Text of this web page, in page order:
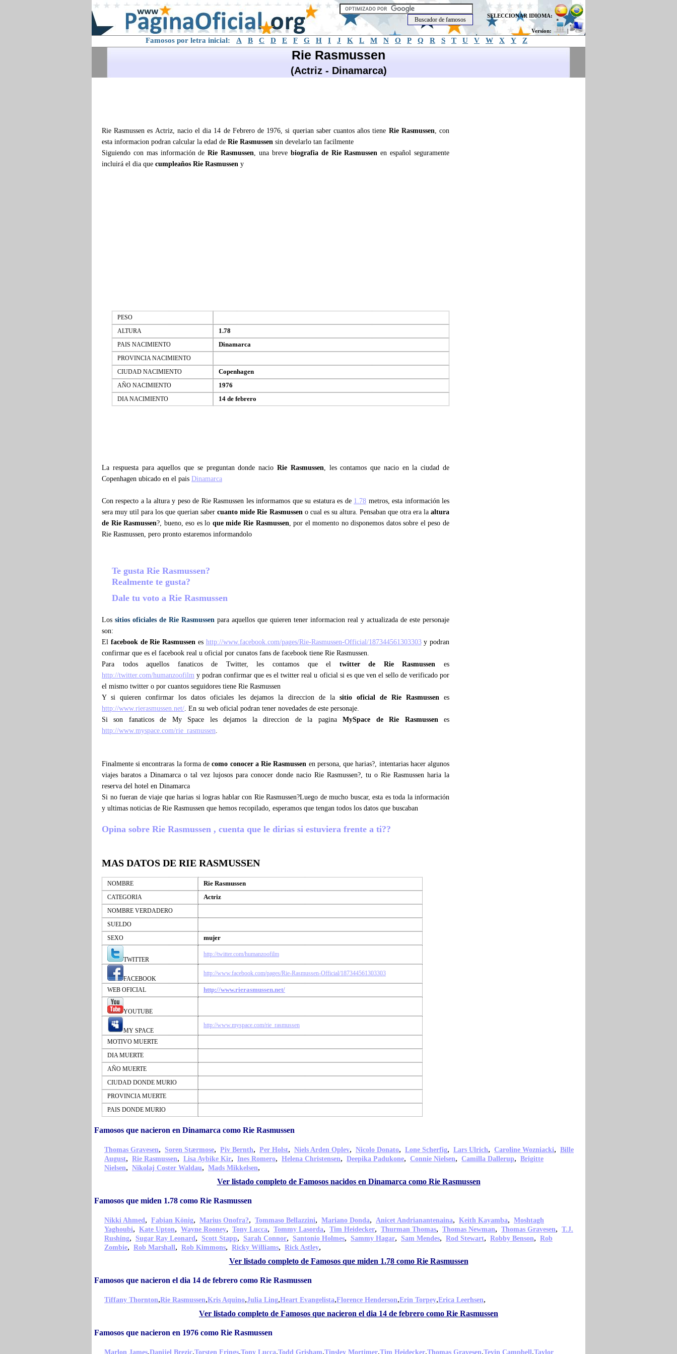
SELECCIONAR IDIOMA:
Version: |
Famosos por letra inicial: A B C D E F G H I J K L M N O P Q R S T U V W X Y Z
Rie Rasmussen
(Actriz - Dinamarca)
Rie Rasmussen es Actriz, nacio el dia 14 de Febrero de 1976, si querian saber cuantos años tiene Rie Rasmussen, con
esta informacion podran calcular la edad de Rie Rasmussen sin develarlo tan facilmente
Siguiendo con mas información deRie Rasmussen, una breve biografia de Rie Rasmussen en español seguramente
incluirá el dia que cumpleaños Rie Rasmussen y
PESO
ALTURA
1.78
PAIS NACIMIENTO Dinamarca
PROVINCIA NACIMIENTO
CIUDAD NACIMIENTO
Copenhagen
AÑO NACIMIENTO 1976
DIA NACIMIENTO 14 de febrero
La respuesta para aquellos que se preguntan donde nacio Rie Rasmussen, les contamos que nacio en la ciudad de
Copenhagen ubicado en el pais Dinamarca
Con respecto a la altura y peso de Rie Rasmussen les informamos que su estatura es de 1.78 metros, esta información les
sera muy util para los que querian sabercuanto mide Rie Rasmusseno cual es su altura. Pensaban que otra era laaltura
de Rie Rasmussen?, bueno, eso es lo que mide Rie Rasmussen, por el momento no disponemos datos sobre el peso de
Rie Rasmussen, pero pronto estaremos informandolo
Te gusta Rie Rasmussen?
Realmente te gusta?
Dale tu voto a Rie Rasmussen
Los sitios oficiales de Rie Rasmussen para aquellos que quieren tener informacion real y actualizada de este personaje
son:
El facebook de Rie Rasmussen es http://www.facebook.com/pages/Rie-Rasmussen-Official/187344561303303y podran
confirmar que es el facebook real u oficial por cunatos fans de facebook tiene Rie Rasmussen.
Para todos aquellos fanaticos de Twitter, les contamos que el twitter de Rie Rasmussen es
http://twitter.com/humanzoofilm y podran confirmar que es el twitter real u oficial si es que ven el sello de verificado por
el mismo twitter o por cuantos seguidores tiene Rie Rasmussen
Y si quieren confirmar los datos oficiales les dejamos la direccion de la sitio oficial de Rie Rasmussenes
http://www.rierasmussen.net/. En su web oficial podran tener novedades de este personaje.
Si son fanaticos de My Space les dejamos la direccion de la paginaMySpace de Rie Rasmussenes
http://www.myspace.com/rie_rasmussen.
Finalmente si encontraras la forma decomo conocer a Rie Rasmussen en persona, que harias?, intentarias hacer algunos
viajes baratos a Dinamarca o tal vez lujosos para conocer donde nacio Rie Rasmussen?, tu o Rie Rasmussen haria la
reserva del hotel en Dinamarca
Si no fueran de viaje que harias si logras hablar con Rie Rasmussen?Luego de mucho buscar, esta es toda la información
y ultimas noticias de Rie Rasmussen que hemos recopilado, esperamos que tengan todos los datos que buscaban
Opina sobre Rie Rasmussen , cuenta que le dirias si estuviera frente a ti??
MAS DATOS DE RIE RASMUSSEN
NOMBRE Rie Rasmussen
CATEGORIA Actriz
NOMBRE VERDADERO
SUELDO
SEXO
mujer
TWITTER
http://twitter.com/humanzoofilm
FACEBOOK
http://www.facebook.com/pages/Rie-Rasmussen-Official/187344561303303
WEB OFICIAL http://www.rierasmussen.net/
YOUTUBE
MY SPACE
http://www.myspace.com/rie_rasmussen
MOTIVO MUERTE
DIA MUERTE
AÑO MUERTE
CIUDAD DONDE MURIO
PROVINCIA MUERTE
PAIS DONDE MURIO
Famosos que nacieron en Dinamarca como Rie Rasmussen
Thomas Gravesen, Soren Stærmose, Piv Bernth, Per Holst, Niels Arden Oplev, Nicolo Donato, Lone Scherfig, Lars Ulrich, Caroline Wozniacki, Bille
August, Rie Rasmussen, Lisa Aybike Kir, Ines Romero, Helena Christensen, Deepika Padukone, Connie Nielsen, Camilla Dallerup, Brigitte
Nielsen, Nikolaj Coster Waldau, Mads Mikkelsen,
Ver listado completo de Famosos nacidos en Dinamarca como Rie Rasmussen
Famosos que miden 1.78 como Rie Rasmussen
Nikki Ahmed, Fabian König, Marius Onofra?, Tommaso Bellazzini, Mariano Donda, Anicet Andrianantenaina, Keith Kayamba, Moshtagh
Yaghoubi, Kate Upton, Wayne Rooney, Tony Lucca, Tommy Lasorda, Tim Heidecker, Thurman Thomas, Thomas Newman, Thomas Gravesen, T.J.
Rushing, Sugar Ray Leonard, Scott Stapp, Sarah Connor, Santonio Holmes, Sammy Hagar, Sam Mendes, Rod Stewart, Robby Benson, Rob
Zombie, Rob Marshall, Rob Kimmons, Ricky Williams, Rick Astley,
Ver listado completo de Famosos que miden 1.78 como Rie Rasmussen
Famosos que nacieron el dia 14 de febrero como Rie Rasmussen
Tiffany Thornton,Rie Rasmussen,Kris Aquino,Julia Ling,Heart Evangelista,Florence Henderson,Erin Torpey,Erica Leerhsen,
Ver listado completo de Famosos que nacieron el dia 14 de febrero como Rie Rasmussen
Famosos que nacieron en 1976 como Rie Rasmussen
Marlon James,Danijel Brezic,Torsten Frings,Tony Lucca,Todd Grisham,Tinsley Mortimer,Tim Heidecker,Thomas Gravesen,Tevin Campbell ,Taylor